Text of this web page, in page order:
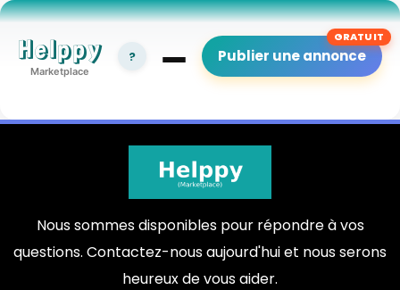
Helppy
Marketplace
? Publier une annonce
Nous sommes disponibles pour répondre à vos
questions. Contactez-nous aujourd'hui et nous serons
heureux de vous aider.